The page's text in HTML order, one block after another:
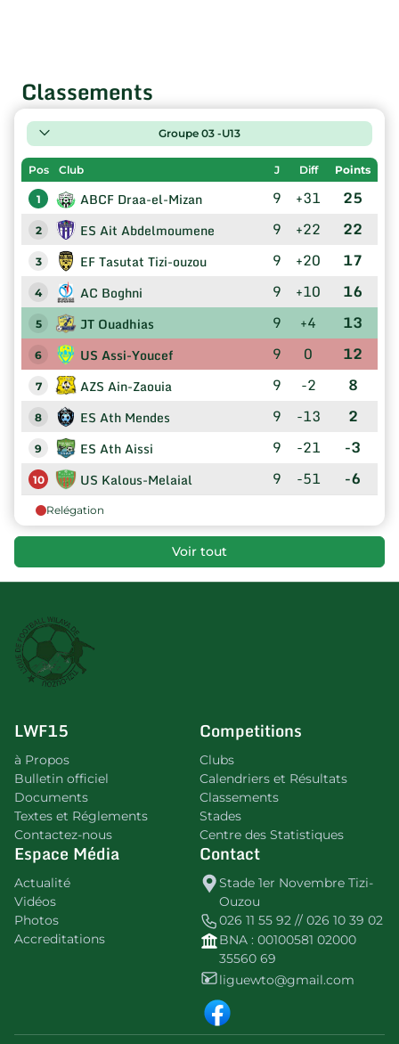
Classements
Groupe 03 -U13
Pos Club J Diff Points
1 ABCF Draa-el-Mizan 9 +31 25
2 ES Ait Abdelmoumene 9 +22 22
3 EF Tasutat Tizi-ouzou 9 +20 17
4 AC Boghni 9 +10 16
5 JT Ouadhias 9 +4 13
6 US Assi-Youcef 9 0 12
7 AZS Ain-Zaouia 9 -2 8
8 ES Ath Mendes 9 -13 2
9 ES Ath Aissi 9 -21 -3
10 US Kalous-Melaial 9 -51 -6
Relégation
Voir tout
LWF15
à Propos
Bulletin officiel
Documents
Textes et Réglements
Contactez-nous
Competitions
Clubs
Calendriers et Résultats
Classements
Stades
Centre des Statistiques
Espace Média
Actualité
Vidéos
Photos
Accreditations
Contact
Stade 1er Novembre Tizi-
Ouzou
026 11 55 92 // 026 10 39 02
BNA : 00100581 02000
35560 69
liguewto@gmail.com